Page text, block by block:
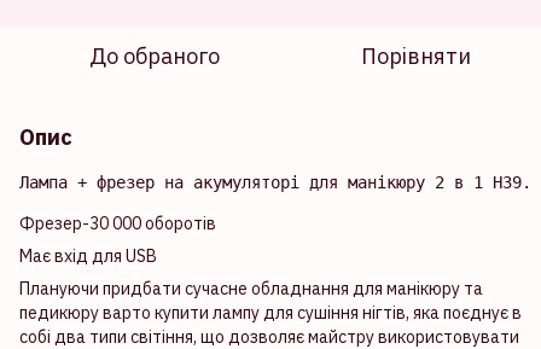
До обраного Порівняти
Опис
Лампа + фрезер на акумуляторі для манікюру 2 в 1
Фрезер-30 000 оборотів
Має вхід для USB
Плануючи придбати сучасне обладнання для манікюру та
педикюру варто купити лампу для сушіння нігтів, яка поєднує в
собі два типи світіння, що дозволяє майстру використовувати